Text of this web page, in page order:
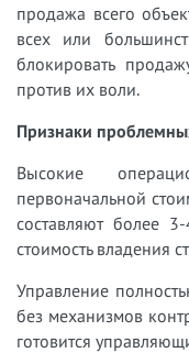
продажа всего
всех или
блокировать
против их воли.
Признаки
Высокие
первоначальной
составляют более
стоимость владения
Управление
без механизмов
готовится